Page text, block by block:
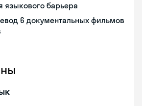
языкового барьера
6 документальных фильмов